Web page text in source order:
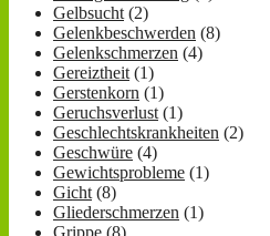
Gelbsucht (2)
Gelenkbeschwerden (8)
Gelenkschmerzen (4)
Gereiztheit (1)
Gerstenkorn (1)
Geruchsverlust (1)
Geschlechtskrankheiten (2)
Geschwüre (4)
Gewichtsprobleme (1)
Gicht (8)
Gliederschmerzen (1)
Grippe (8)